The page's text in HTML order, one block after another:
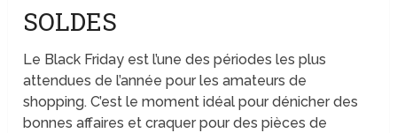
SOLDES
Le Black Friday est l’une des périodes les plus
attendues de l’année pour les amateurs de
shopping. C’est le moment idéal pour dénicher des
bonnes affaires et craquer pour des pièces de